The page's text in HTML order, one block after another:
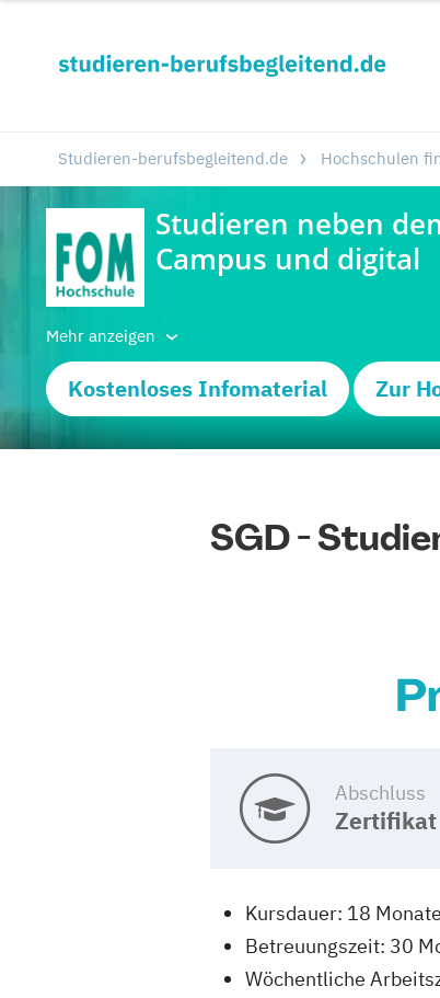
Studieren-berufsbegleitend.de Hochschulen
Mehr anzeigen
Kostenloses Infomaterial Zur
SGD -
Abschluss
Zertifikat
Kursdauer: 18 Monate
Betreuungszeit: 30
Wöchentliche